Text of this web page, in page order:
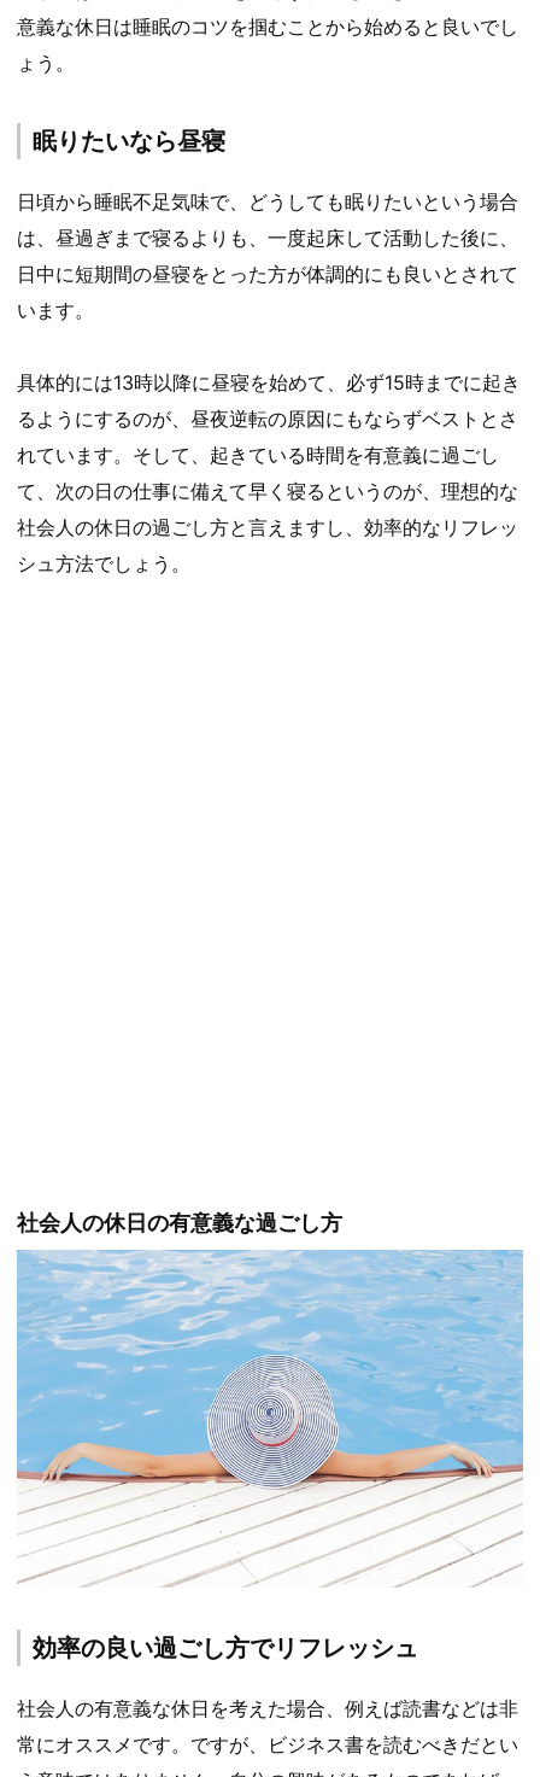
意義な休日は睡眠のコツを掴むことから始めると良いでし
ょう。
眠りたいなら昼寝
日頃から睡眠不足気味で、どうしても眠りたいという場合
は、昼過ぎまで寝るよりも、一度起床して活動した後に、
日中に短期間の昼寝をとった方が体調的にも良いとされて
います。
具体的には13時以降に昼寝を始めて、必ず15時までに起き
るようにするのが、昼夜逆転の原因にもならずベストとさ
れています。そして、起きている時間を有意義に過ごし
て、次の日の仕事に備えて早く寝るというのが、理想的な
社会人の休日の過ごし方と言えますし、効率的なリフレッ
シュ方法でしょう。
社会人の休日の有意義な過ごし方
効率の良い過ごし方でリフレッシュ
社会人の有意義な休日を考えた場合、例えば読書などは非
常にオススメです。ですが、ビジネス書を読むべきだとい